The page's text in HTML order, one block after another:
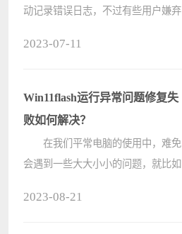
动记录错误日志，不过有些用户嫌弃
win11系统过滤错误日志的操作教
程。 ????
2023-07-11
Win11flash运行异常问题修复失
败如何解决？
在我们平常电脑的使用中，难免
会遇到一些大大小小的问题，就比如
2023-08-21